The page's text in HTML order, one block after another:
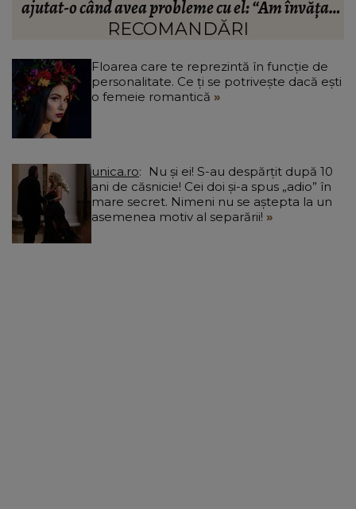
RECOMANDĂRI
Floarea care te reprezintă în funcție de
personalitate. Ce ți se potrivește dacă ești
o femeie romantică
unica.ro
ani de căsnicie! Cei doi și-a spus „adio” în
mare secret. Nimeni nu se aștepta la un
asemenea motiv al separării!